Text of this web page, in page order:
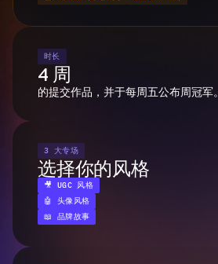
时长
4 周
的提交作品，并于每周五公布周冠军。
3 大专场
选择你的风格
🎥 UGC 风格
🤖 头像风格
📖 品牌故事